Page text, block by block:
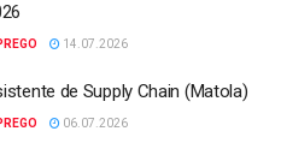
14.07.2026
de Supply Chain (Matola)
06.07.2026